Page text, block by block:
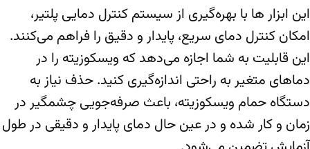
این ابزار ها با بهره‌گیری از سیستم کنترل دمایی پلتیر،
امکان کنترل دمای سریع، پایدار و دقیق را فراهم می‌کنند.
این قابلیت به شما اجازه می‌دهد که ویسکوزیته را در
دماهای متغیر به ‌راحتی اندازه‌گیری کنید. حذف نیاز به
دستگاه حمام ویسکوزیته، باعث صرفه‌جویی چشمگیر در
زمان و کار شده و در عین حال دمای پایدار و دقیقی در طول